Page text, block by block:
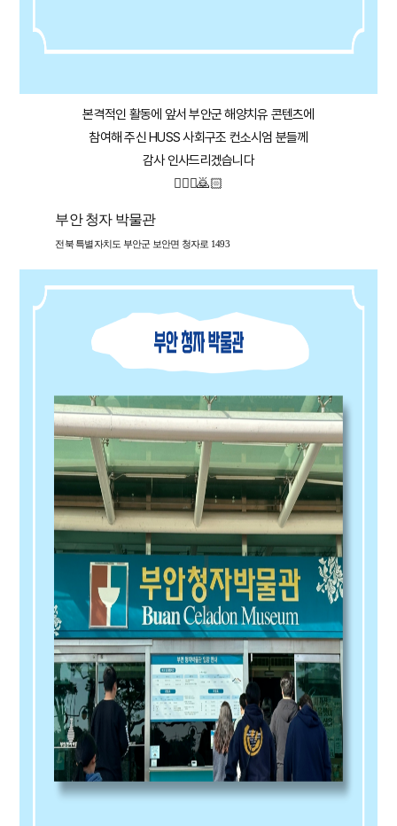
본격적인 활동에 앞서 부안군 해양치유 콘텐츠에
참여해 주신 HUSS 사회구조 컨소시엄 분들께
감사 인사드리겠습니다
🙇🏻‍♀️🙇🏻
부안 청자 박물관
전북 특별자치도 부안군 보안면 청자로 1493